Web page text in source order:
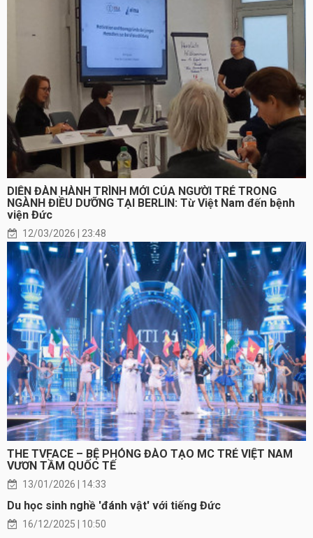
DIỄN ĐÀN HÀNH TRÌNH MỚI CỦA NGƯỜI TRẺ TRONG
NGÀNH ĐIỀU DƯỠNG TẠI BERLIN: Từ Việt Nam đến bệnh
viện Đức
12/03/2026 | 23:48
THE TVFACE – BỆ PHÓNG ĐÀO TẠO MC TRẺ VIỆT NAM
VƯƠN TẦM QUỐC TẾ
13/01/2026 | 14:33
Du học sinh nghề 'đánh vật' với tiếng Đức
16/12/2025 | 10:50